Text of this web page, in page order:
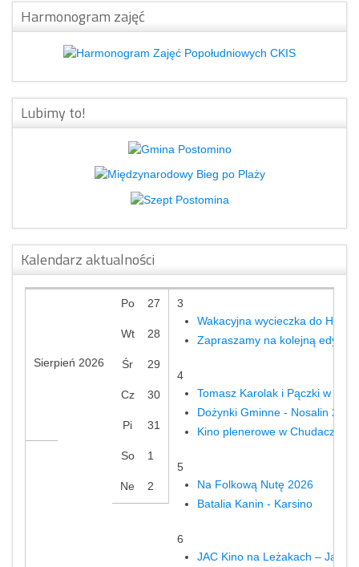
Harmonogram zajęć
Lubimy to!
Kalendarz aktualności
Sierpień 2026
Po
Wt
Śr
Cz
Pi
So
Ne
27
28
29
30
31
1
2
3
Wakacyjna wycieczka do
Zapraszamy na kolejną edycję
4
Tomasz Karolak i Pączki w
Dożynki Gminne - Nosalin 2026
Kino plenerowe w Chudaczewie
5
Na Folkową Nutę 2026
Batalia Kanin - Karsino
6
JAC Kino na Leżakach –